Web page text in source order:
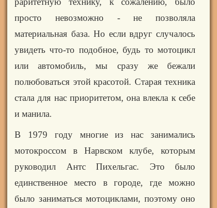
просто невозможно - не позволяла
материальная база. Но если вдруг случалось
увидеть что-то подобное, будь то мотоцикл
или автомобиль, мы сразу же бежали
полюбоваться этой красотой. Старая техника
стала для нас приоритетом, она влекла к себе
и манила.
В 1979 году многие из нас занимались
мотокроссом в Нарвском клубе, которым
руководил Антс Пихельгас. Это было
единственное место в городе, где можно
было заниматься мотоциклами, поэтому оно